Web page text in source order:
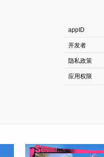
appID
开发者
隐私政策
应用权限